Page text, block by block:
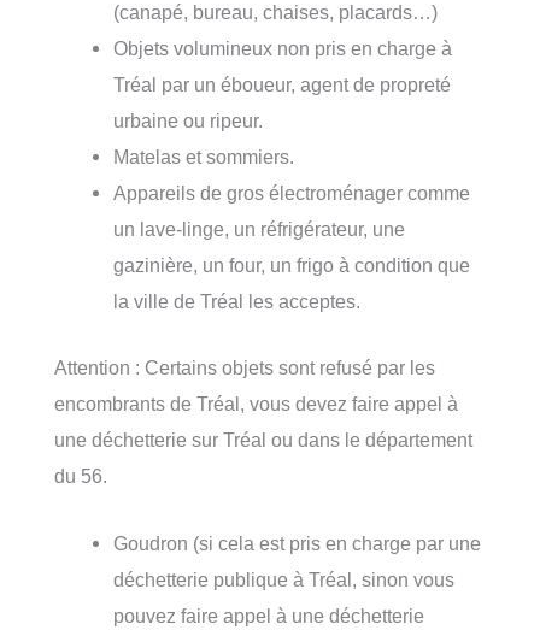
(canapé, bureau, chaises, placards…)
Objets volumineux non pris en charge à
Tréal par un éboueur, agent de propreté
urbaine ou ripeur.
Matelas et sommiers.
Appareils de gros électroménager comme
un lave-linge, un réfrigérateur, une
gazinière, un four, un frigo à condition que
la ville de Tréal les acceptes.
Attention : Certains objets sont refusé par les
encombrants de Tréal, vous devez faire appel à
une déchetterie sur Tréal ou dans le département
du 56.
Goudron (si cela est pris en charge par une
déchetterie publique à Tréal, sinon vous
pouvez faire appel à une déchetterie